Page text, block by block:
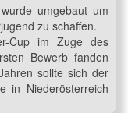
umgebaut um
zu schaffen.
Cup im Zuge des
Bewerb fanden
sollte sich der
in Niederösterreich